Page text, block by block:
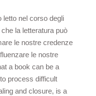
letto nel corso degli
la letteratura può
le nostre credenze
le nostre
a book can be a
process difficult
and closure, is a